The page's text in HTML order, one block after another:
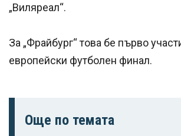
„Виляреал“.
За „Фрайбург“ това бе първо
европейски футболен финал.
Още по темата